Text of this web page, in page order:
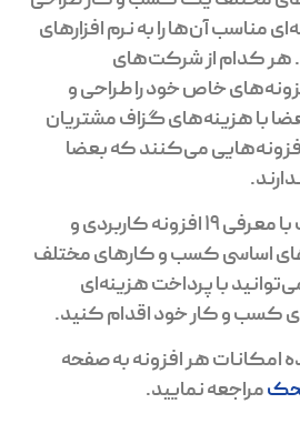
مناسب آن‌ها را به نرم افزارهای
هر کدام از شرکت‌‌های
خاص خود را طراحی و
با هزینه‌های گزاف مشتریان
می‌کنند که بعضا
گروه نرم افزاری محک با معرفی 19 افزونه کاربردی و
اساسی کسب و کارهای مختلف
با پرداخت هزینه‌ای
کسب و کار خود اقدام کنید.
امکانات هر افزونه به صفحه
مراجعه نمایید.